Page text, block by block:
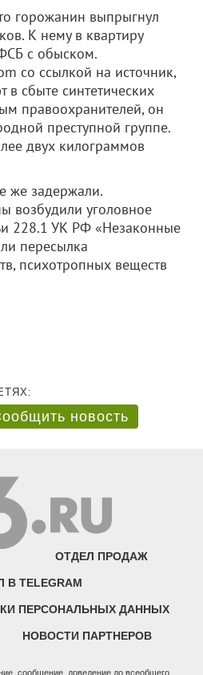
горожанин выпрыгнул
К нему в квартиру
с обыском.
со ссылкой на источник,
сбыте синтетических
правоохранителей, он
преступной группе.
двух килограммов
же задержали.
возбудили уголовное
228.1 УК РФ «Незаконные
пересылка
психотропных веществ
новость
ОТДЕЛ ПРОДАЖ
В TELEGRAM
ПЕРСОНАЛЬНЫХ ДАННЫХ
НОВОСТИ ПАРТНЕРОВ
сообщение, доведение до всеобщего